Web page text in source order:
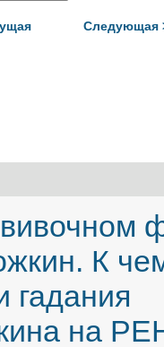
Следующая
К
гадания
на